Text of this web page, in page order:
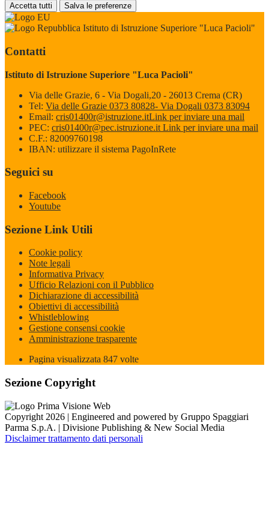
Accetta tutti Salva le preferenze
Istituto di Istruzione Superiore "Luca Pacioli"
Contatti
Istituto di Istruzione Superiore "Luca Pacioli"
Via delle Grazie, 6 - Via Dogali,20 - 26013 Crema (CR)
Tel: Via delle Grazie 0373 80828- Via Dogali 0373 83094
Email: cris01400r@istruzione.itLink per inviare una mail
PEC: cris01400r@pec.istruzione.it Link per inviare una mail
C.F.: 82009760198
IBAN: utilizzare il sistema PagoInRete
Seguici su
Facebook
Youtube
Sezione Link Utili
Cookie policy
Note legali
Informativa Privacy
Ufficio Relazioni con il Pubblico
Dichiarazione di accessibilità
Obiettivi di accessibilità
Whistleblowing
Gestione consensi cookie
Amministrazione trasparente
Pagina visualizzata 847 volte
Sezione Copyright
Copyright 2026 | Engineered and powered by Gruppo Spaggiari
Parma S.p.A. | Divisione Publishing & New Social Media
Disclaimer trattamento dati personali